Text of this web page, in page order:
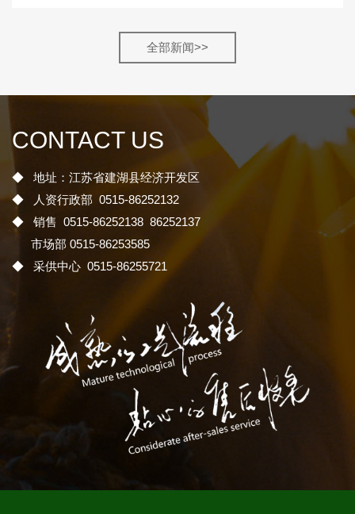
全部新闻>>
CONTACT US
◆ 地址：江苏省建湖县经济开发区
◆ 人资行政部 0515-86252132
◆ 销售 0515-86252138 86252137
市场部 0515-86253585
◆ 采供中心 0515-86255721